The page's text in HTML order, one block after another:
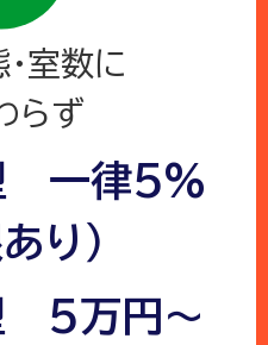
室数に
らず
一律5%
り）
5万円～